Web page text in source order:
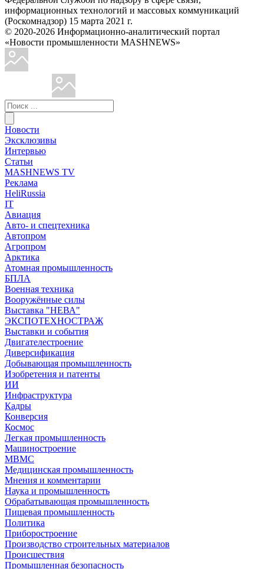
информационных технологий и массовых коммуникаций
(Роскомнадзор) 15 марта 2021 г.
© 2020-2026 Информационно-аналитический портал
«Новости промышленности MASHNEWS»
Новости
Эксклюзивы
Интервью
Статьи
MASHNEWS TV
Реклама
HeliRussia
IT
Авиация
Авто- и спецтехника
Автопром
Агропром
Арктика
Атомная промышленность
БПЛА
Военная техника
Вооружённые силы
Выставка "НЕВА"
ЭКСПОТЕХНОСТРАЖ
Выставки и события
Двигателестроение
Диверсификация
Добывающая промышленность
Изобретения и патенты
ИИ
Инфраструктура
Кадры
Конверсия
Космос
Легкая промышленность
Машиностроение
МВМС
Медицинская промышленность
Мнения и комментарии
Наука и промышленность
Обрабатывающая промышленность
Пищевая промышленность
Политика
Приборостроение
Производство строительных материалов
Происшествия
Промышленная безопасность